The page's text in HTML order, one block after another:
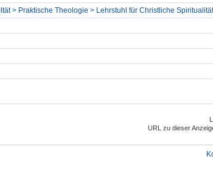
> Praktische Theologie > Lehrstuhl für Christliche
URL zu dieser